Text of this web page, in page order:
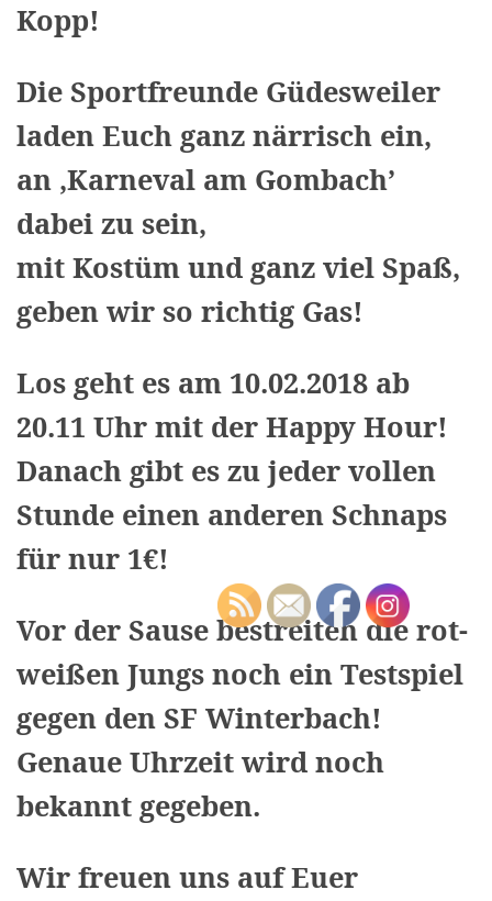
Kopp!
Die Sportfreunde Güdesweiler
laden Euch ganz närrisch ein,
an ‚Karneval am Gombach’
dabei zu sein,
mit Kostüm und ganz viel Spaß,
geben wir so richtig Gas!
Los geht es am 10.02.2018 ab
20.11 Uhr mit der Happy Hour!
Danach gibt es zu jeder vollen
Stunde einen anderen Schnaps
für nur 1€!
Vor der Sause bestreiten die rot-
weißen Jungs noch ein Testspiel
gegen den SF Winterbach!
Genaue Uhrzeit wird noch
bekannt gegeben.
Wir freuen uns auf Euer